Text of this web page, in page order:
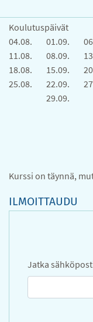
Koulutuspäivät
04.08.
11.08.
18.08.
25.08.
01.09.
08.09.
15.09.
22.09.
29.09.
Kurssi on täynnä,
ILMOITTAUDU
Jatka